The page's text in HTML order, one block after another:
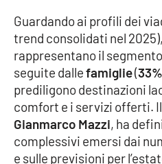
Guardando ai profili dei
trend consolidati nel
rappresentano il
seguite dallefamiglie(33%
prediligono destinazioni
comfort e i servizi offerti. Il
Gianmarco Mazzi, ha
complessivi emersi dai
e sulle previsioni per